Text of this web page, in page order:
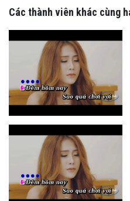
Các thành viên khác cùng